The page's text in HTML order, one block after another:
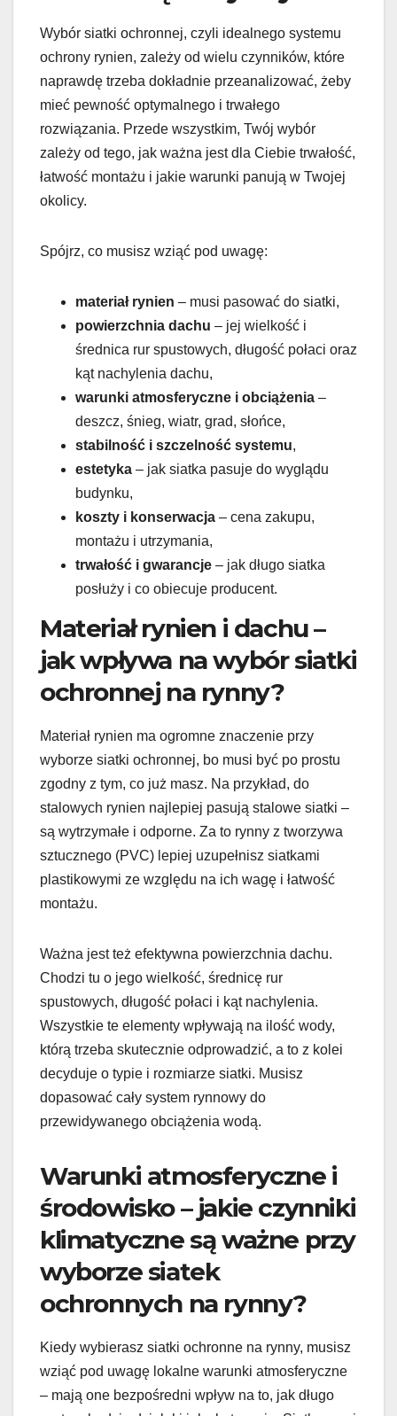
Wybór siatki ochronnej, czyli idealnego systemu
ochrony rynien, zależy od wielu czynników, które
naprawdę trzeba dokładnie przeanalizować, żeby
mieć pewność optymalnego i trwałego
rozwiązania. Przede wszystkim, Twój wybór
zależy od tego, jak ważna jest dla Ciebie trwałość,
łatwość montażu i jakie warunki panują w Twojej
okolicy.
Spójrz, co musisz wziąć pod uwagę:
materiał rynien – musi pasować do siatki,
powierzchnia dachu – jej wielkość i
średnica rur spustowych, długość połaci oraz
kąt nachylenia dachu,
warunki atmosferyczne i obciążenia –
deszcz, śnieg, wiatr, grad, słońce,
stabilność i szczelność systemu,
estetyka – jak siatka pasuje do wyglądu
budynku,
koszty i konserwacja – cena zakupu,
montażu i utrzymania,
trwałość i gwarancje – jak długo siatka
posłuży i co obiecuje producent.
Materiał rynien i dachu –
jak wpływa na wybór siatki
ochronnej na rynny?
Materiał rynien ma ogromne znaczenie przy
wyborze siatki ochronnej, bo musi być po prostu
zgodny z tym, co już masz. Na przykład, do
stalowych rynien najlepiej pasują stalowe siatki –
są wytrzymałe i odporne. Za to rynny z tworzywa
sztucznego (PVC) lepiej uzupełnisz siatkami
plastikowymi ze względu na ich wagę i łatwość
montażu.
Ważna jest też efektywna powierzchnia dachu.
Chodzi tu o jego wielkość, średnicę rur
spustowych, długość połaci i kąt nachylenia.
Wszystkie te elementy wpływają na ilość wody,
którą trzeba skutecznie odprowadzić, a to z kolei
decyduje o typie i rozmiarze siatki. Musisz
dopasować cały system rynnowy do
przewidywanego obciążenia wodą.
Warunki atmosferyczne i
środowisko – jakie czynniki
klimatyczne są ważne przy
wyborze siatek
ochronnych na rynny?
Kiedy wybierasz siatki ochronne na rynny, musisz
wziąć pod uwagę lokalne warunki atmosferyczne
– mają one bezpośredni wpływ na to, jak długo